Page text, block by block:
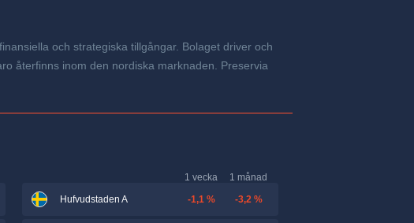
och strategiska tillgångar. Bolaget driver och
återfinns inom den nordiska marknaden. Preservia
1 vecka
1 månad
Hufvudstaden A
-1,1 % -3,2 %